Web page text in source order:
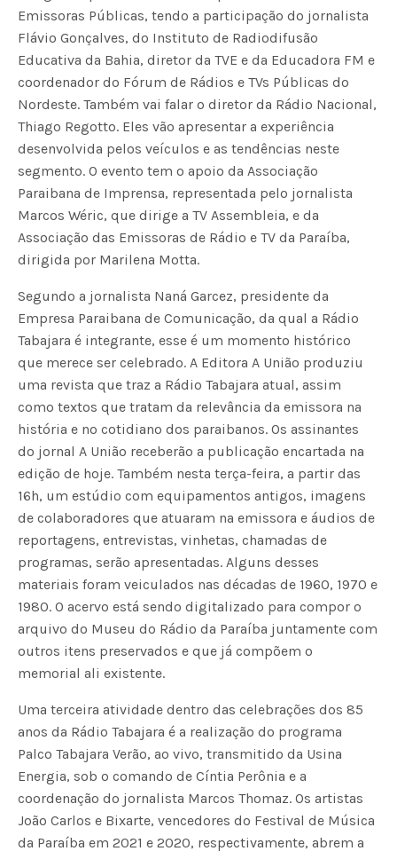
Emissoras Públicas, tendo a participação do jornalista
Flávio Gonçalves, do Instituto de Radiodifusão
Educativa da Bahia, diretor da TVE e da Educadora FM e
coordenador do Fórum de Rádios e TVs Públicas do
Nordeste. Também vai falar o diretor da Rádio Nacional,
Thiago Regotto. Eles vão apresentar a experiência
desenvolvida pelos veículos e as tendências neste
segmento. O evento tem o apoio da Associação
Paraibana de Imprensa, representada pelo jornalista
Marcos Wéric, que dirige a TV Assembleia, e da
Associação das Emissoras de Rádio e TV da Paraíba,
dirigida por Marilena Motta.
Segundo a jornalista Naná Garcez, presidente da
Empresa Paraibana de Comunicação, da qual a Rádio
Tabajara é integrante, esse é um momento histórico
que merece ser celebrado. A Editora A União produziu
uma revista que traz a Rádio Tabajara atual, assim
como textos que tratam da relevância da emissora na
história e no cotidiano dos paraibanos. Os assinantes
do jornal A União receberão a publicação encartada na
edição de hoje. Também nesta terça-feira, a partir das
16h, um estúdio com equipamentos antigos, imagens
de colaboradores que atuaram na emissora e áudios de
reportagens, entrevistas, vinhetas, chamadas de
programas, serão apresentadas. Alguns desses
materiais foram veiculados nas décadas de 1960, 1970 e
1980. O acervo está sendo digitalizado para compor o
arquivo do Museu do Rádio da Paraíba juntamente com
outros itens preservados e que já compõem o
memorial ali existente.
Uma terceira atividade dentro das celebrações dos 85
anos da Rádio Tabajara é a realização do programa
Palco Tabajara Verão, ao vivo, transmitido da Usina
Energia, sob o comando de Cíntia Perônia e a
coordenação do jornalista Marcos Thomaz. Os artistas
João Carlos e Bixarte, vencedores do Festival de Música
da Paraíba em 2021 e 2020, respectivamente, abrem a